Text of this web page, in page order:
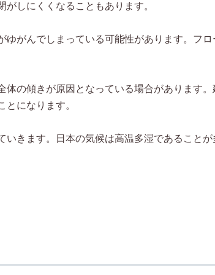
しにくくなることもあります。
ゆがんでしまっている可能性があります。フロ
体の傾きが原因となっている場合があります。
になります。
いきます。日本の気候は高温多湿であることが